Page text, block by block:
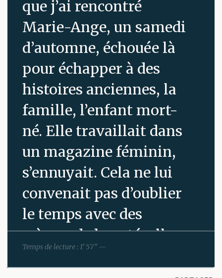
que j’ai rencontré
Marie-Ange, un samedi
d’automne, échouée là
pour échapper à des
histoires anciennes, la
famille, l’enfant mort-
né. Elle travaillait dans
un magazine féminin,
s’ennuyait. Cela ne lui
convenait pas d’oublier
le temps avec des
crèmes de beauté, elle
qui préfère le social
Temps de lecture : 1’ 57” —